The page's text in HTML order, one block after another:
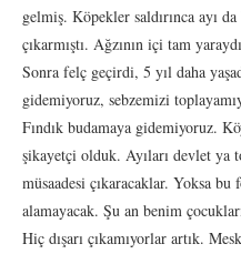
gelmiş. Köpekler saldırınca ayı
çıkarmıştı. Ağzının içi tam
Sonra felç geçirdi, 5 yıl daha
gidemiyoruz, sebzemizi
Fındık budamaya gidemiyoruz.
şikayetçi olduk. Ayıları devlet ya
müsaadesi çıkaracaklar. Yoksa
alamayacak. Şu an benim
Hiç dışarı çıkamıyorlar artık.